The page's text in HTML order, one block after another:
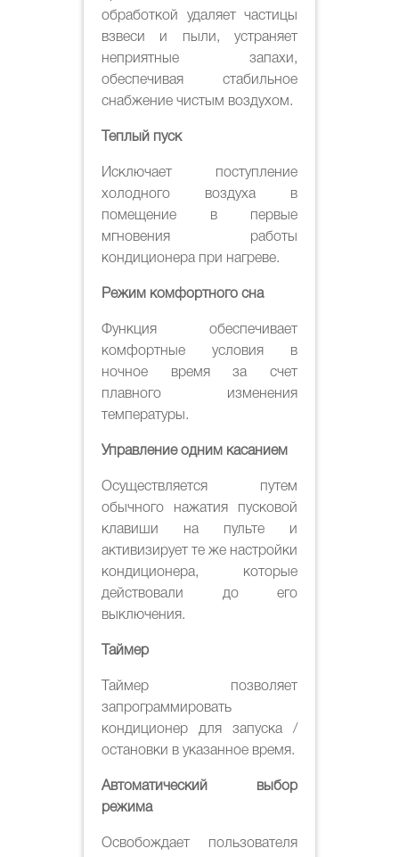
обработкой удаляет частицы
взвеси и пыли, устраняет
неприятные запахи,
обеспечивая стабильное
снабжение чистым воздухом.
Теплый пуск
Исключает поступление
холодного воздуха в
помещение в первые
мгновения работы
кондиционера при нагреве.
Режим комфортного сна
Функция обеспечивает
комфортные условия в
ночное время за счет
плавного изменения
температуры.
Управление одним касанием
Осуществляется путем
обычного нажатия пусковой
клавиши на пульте и
активизирует те же настройки
кондиционера, которые
действовали до его
выключения.
Таймер
Таймер позволяет
запрограммировать
кондиционер для запуска /
остановки в указанное время.
Автоматический выбор
режима
Освобождает пользователя